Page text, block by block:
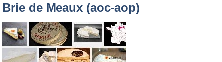
Brie de Meaux (aoc-aop)